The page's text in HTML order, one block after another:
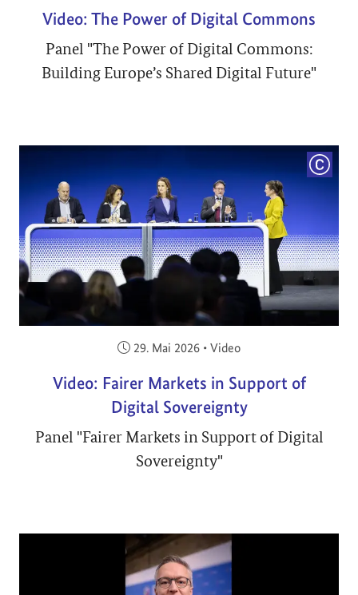
Video: The Power of Digital Commons
Panel "The Power of Digital Commons:
Building Europe’s Shared Digital Future"
Veröffentlicht am:
29. Mai 2026 • Video
Video: Fairer Markets in Support of
Digital Sovereignty
Panel "Fairer Markets in Support of Digital
Sovereignty"